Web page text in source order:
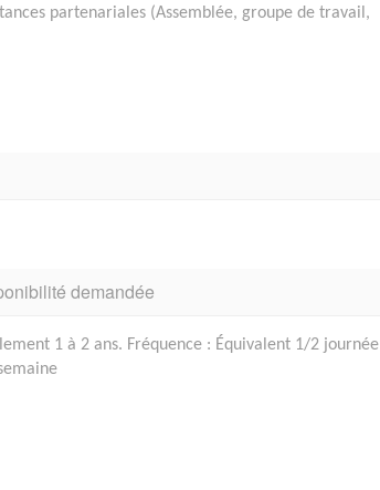
partenariales (Assemblée, groupe de travail,
demandée
1 à 2 ans. Fréquence : Équivalent 1/2 journée